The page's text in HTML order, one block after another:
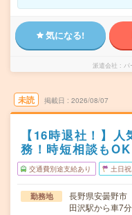
気になる!
派遣会社 パ
未読 掲載日 2026/08/07
【16時退社！】
務！時短相談もOK
交通費別途支給あり 土日
勤務地
長野県安曇野市
田沢駅から車7